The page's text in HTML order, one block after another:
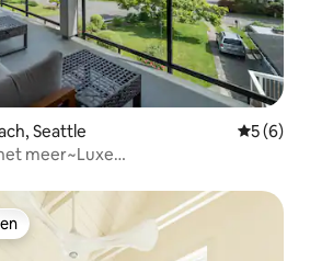
Seattle
5 (6)
meer~Luxe